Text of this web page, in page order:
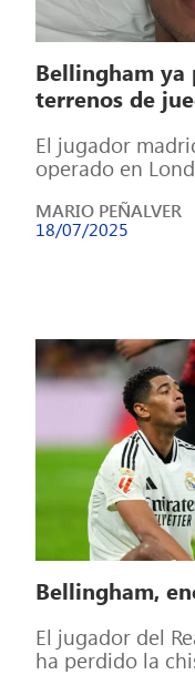
Bellingham ya
terrenos de
El jugador
operado en
piensa en la
MARIO PEÑALVER
18/07/2025
Bellingham,
El jugador del
ha perdido la